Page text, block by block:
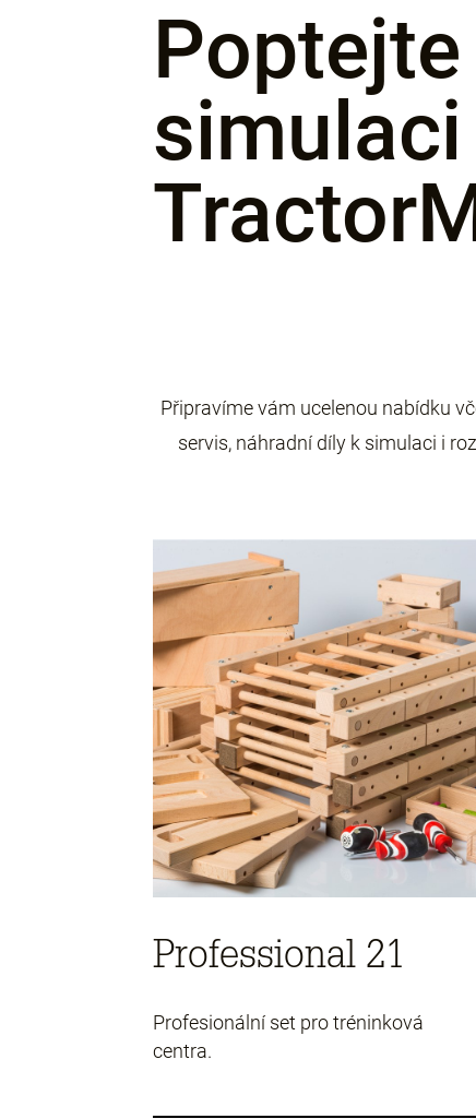
simulaci
Připravíme vám ucelenou nabídku
servis, náhradní díly k simulaci i
Professional 21
Profesionální set pro tréninková
centra.